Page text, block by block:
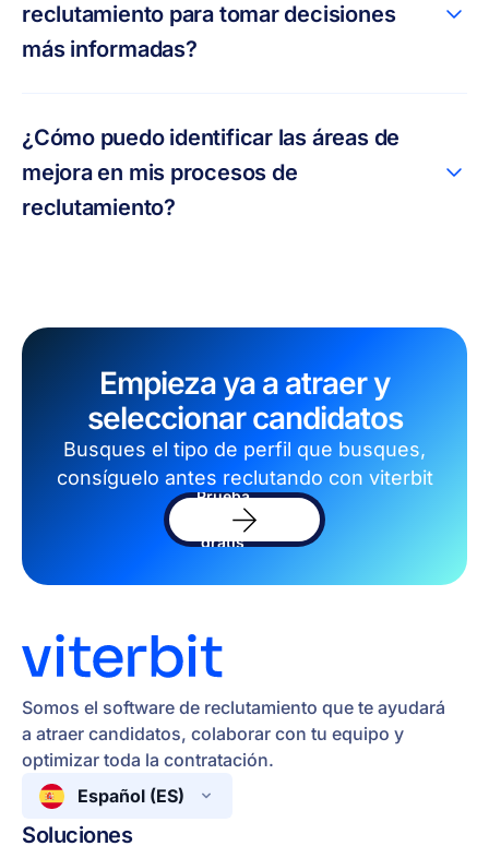
reclutamiento para tomar decisiones
más informadas?
¿Cómo puedo identificar las áreas de
mejora en mis procesos de
reclutamiento?
Empieza ya a atraer y
seleccionar candidatos
Busques el tipo de perfil que busques,
consíguelo antes reclutando con viterbit
Prueba
software
gratis
Somos el software de reclutamiento que te ayudará
a atraer candidatos, colaborar con tu equipo y
optimizar toda la contratación.
Español (ES)
Soluciones